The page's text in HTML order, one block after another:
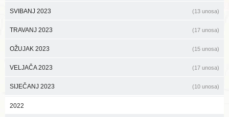
SVIBANJ 2023 (13 unosa)
TRAVANJ 2023 (17 unosa)
OŽUJAK 2023 (15 unosa)
VELJAČA 2023 (17 unosa)
SIJEČANJ 2023 (10 unosa)
2022